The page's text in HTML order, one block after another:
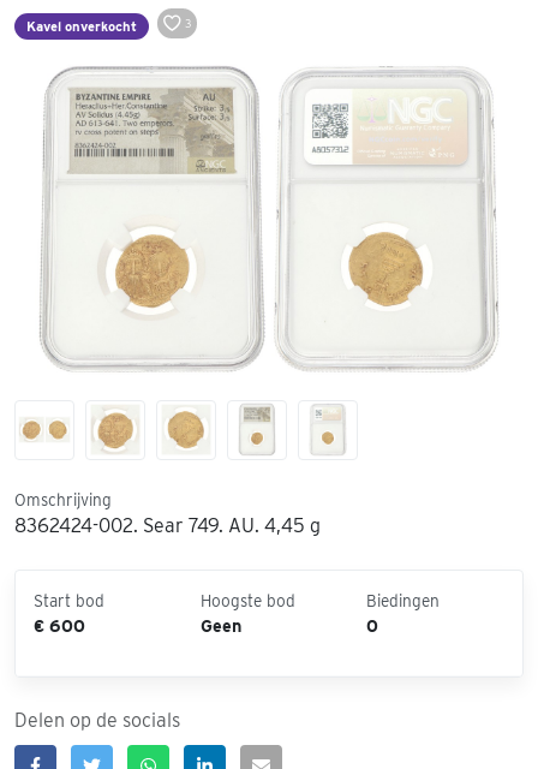
Kavel onverkocht 3
Omschrijving
8362424-002. Sear 749. AU. 4,45 g
Start bod
€ 600
Hoogste bod
Geen
Biedingen
0
Delen op de socials